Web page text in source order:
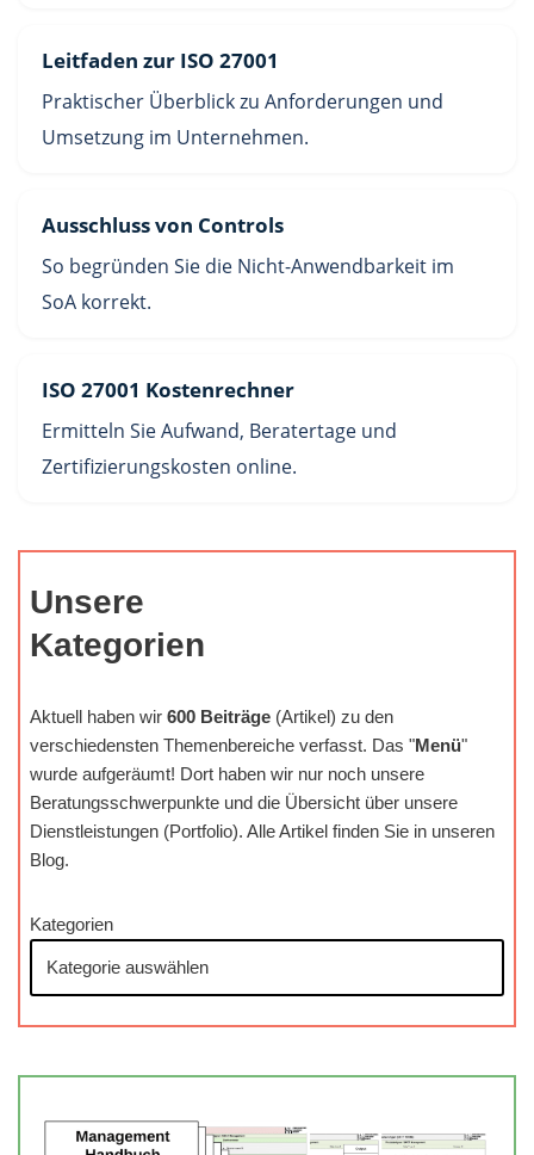
Leitfaden zur ISO 27001
Praktischer Überblick zu Anforderungen und
Umsetzung im Unternehmen.
Ausschluss von Controls
So begründen Sie die Nicht-Anwendbarkeit im
SoA korrekt.
ISO 27001 Kostenrechner
Ermitteln Sie Aufwand, Beratertage und
Zertifizierungskosten online.
Unsere
Kategorien
Aktuell haben wir 600 Beiträge (Artikel) zu den
verschiedensten Themenbereiche verfasst. Das "Menü"
wurde aufgeräumt! Dort haben wir nur noch unsere
Beratungsschwerpunkte und die Übersicht über unsere
Dienstleistungen (Portfolio). Alle Artikel finden Sie in unseren
Blog.
Kategorien